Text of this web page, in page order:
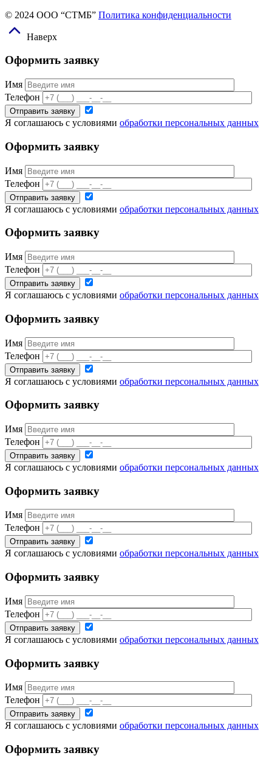
© 2024 ООО “СТМБ” Политика конфиденциальности
Наверх
Оформить заявку
Имя
Телефон
Я соглашаюсь с условиями обработки персональных данных
Оформить заявку
Имя
Телефон
Я соглашаюсь с условиями обработки персональных данных
Оформить заявку
Имя
Телефон
Я соглашаюсь с условиями обработки персональных данных
Оформить заявку
Имя
Телефон
Я соглашаюсь с условиями обработки персональных данных
Оформить заявку
Имя
Телефон
Я соглашаюсь с условиями обработки персональных данных
Оформить заявку
Имя
Телефон
Я соглашаюсь с условиями обработки персональных данных
Оформить заявку
Имя
Телефон
Я соглашаюсь с условиями обработки персональных данных
Оформить заявку
Имя
Телефон
Я соглашаюсь с условиями обработки персональных данных
Оформить заявку